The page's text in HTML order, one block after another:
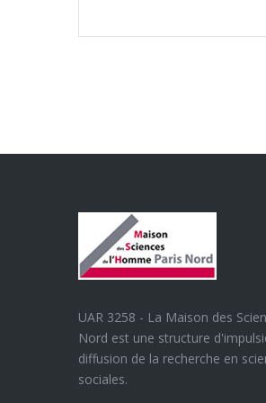
UAR 3258 - La Maison des
Nord est une structure
diffusion de la recherche en
sociales.